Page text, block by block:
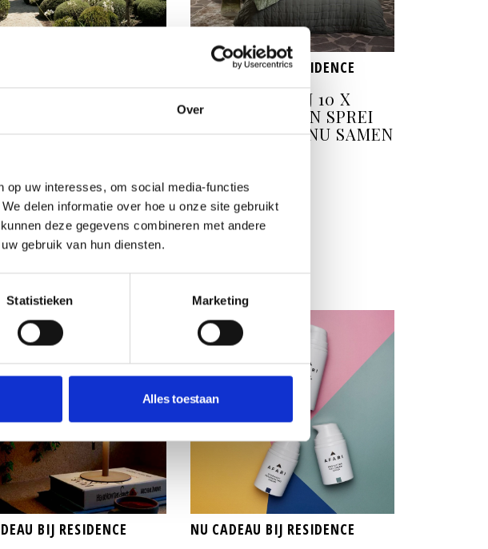
Over
op uw interesses, om social media-functies
delen informatie over hoe u onze site gebruikt
deze gegevens combineren met andere
gebruik van hun diensten.
Statistieken Marketing
Alles toestaan
HET
VAN
Marcel
deelt in zijn
Eden – Garden
25 tuinontwerpen.
NU CADEAU BIJ RESIDENCE
NU CADEAU BIJ 10 X
RESIDENCE EEN SPREI
VAN ESSENZA NU SAMEN
BIJ RESIDENCE NU CADEAU BIJ RESIDENCE